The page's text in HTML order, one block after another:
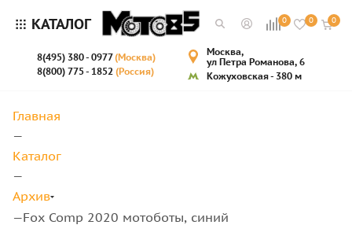
КАТАЛОГ 0 0 0
8(495) 380 - 0977(Москва)
8(800) 775 - 1852 (Россия)
Москва,
ул Петра Романова, 6
Кожуховская - 380 м
Главная
—
Каталог
—
Архив
—Fox Comp 2020 мотоботы, синий